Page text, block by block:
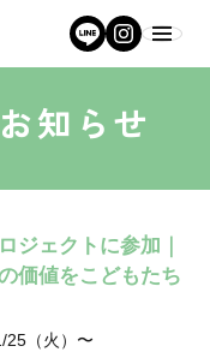
知らせ
ジェクトに参加｜
価値をこどもたち
25（火）〜